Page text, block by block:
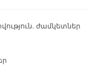
ժամկետներ